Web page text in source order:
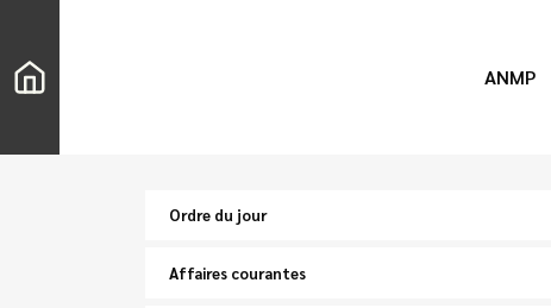
ANMP
Ordre du jour
Affaires courantes